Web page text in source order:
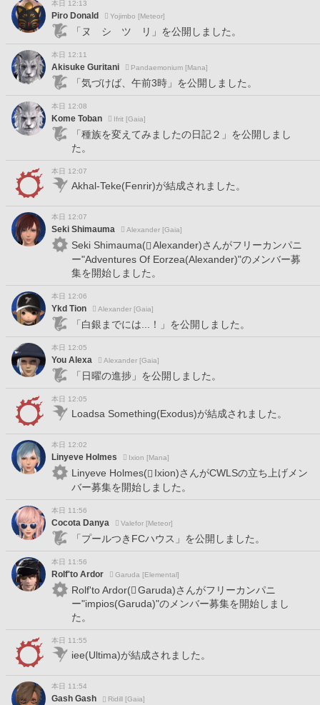
本日 12:13
Piro Donald Yojimbo [Meteor]
「ヌ シ ツ リ」を公開しました。
本日 12:11
Akisuke Guritani Pandaemonium [Mana]
「気づけば、午前3時」を公開しました。
本日 12:08
Kome Toban Ifrit [Gaia]
「種族を変えてみましたの日記２」を公開しまし
た。
本日 12:07
Akhal-Teke(Fenrir)が結成されました。
本日 12:07
Seki Shimauma Alexander [Gaia]
Seki Shimauma(
Alexander)さんがフリーカンパニ
ー"Adventures Of Eorzea(Alexander)"のメンバー募
集を開始しました。
本日 12:06
Ykd Tion Alexander [Gaia]
「白銀までには...！」を公開しました。
本日 12:05
You Alexa Alexander [Gaia]
「日曜の進捗」を公開しました。
本日 12:05
Loadsa Something(Exodus)が結成されました。
本日 12:02
Linyeve Holmes Ixion [Mana]
Linyeve Holmes(
Ixion)さんがCWLSの立ち上げメン
バー募集を開始しました。
本日 11:56
Cocota Danya Valefor [Meteor]
「プールつきFCハウス」を公開しました。
本日 11:56
Rolf'to Ardor Garuda [Elemental]
Rolf'to Ardor(
Garuda)さんがフリーカンパニ
ー"impios(Garuda)"のメンバー募集を開始しまし
た。
本日 11:55
iee(Ultima)が結成されました。
本日 11:54
Gash Gash Ridill [Gaia]